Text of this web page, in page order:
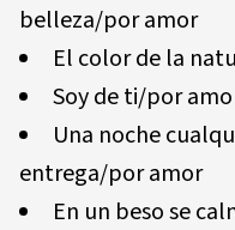
belleza/por amor
El color de la
Soy de ti/por
Una noche
entrega/por amor
En un beso se